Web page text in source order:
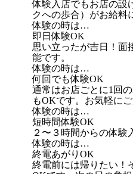
体験入店でもお店の設
クへの歩合）がお給料
体験の時は…
即日体験OK
思い立ったが吉日！面
能です。
体験の時は…
何回でも体験OK
通常はお店ごとに1回
もOKです。お気軽にご
体験の時は…
短時間体験OK
２〜３時間からの体験
体験の時は…
終電あがりOK
終電前には帰りたい！